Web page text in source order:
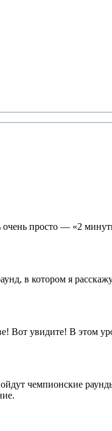
очень просто — «2
в котором я
Вот увидите! В этом
чемпионские